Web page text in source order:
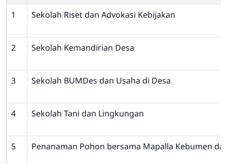
1
Sekolah Riset dan Advokasi Kebijakan
2 Sekolah Kemandirian Desa
3 Sekolah BUMDes dan Usaha di Desa
4 Sekolah Tani dan Lingkungan
5 Penanaman Pohon bersama Mapalla Kebumen